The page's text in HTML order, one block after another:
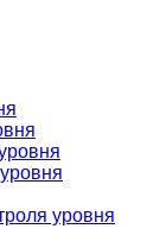
уровня